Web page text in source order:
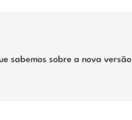
sabemos sobre a nova